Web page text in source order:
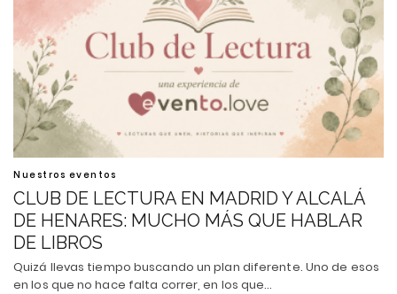
Nuestros eventos
CLUB DE LECTURA EN MADRID Y ALCALÁ
DE HENARES: MUCHO MÁS QUE HABLAR
DE LIBROS
Quizá llevas tiempo buscando un plan diferente. Uno de esos
en los que no hace falta correr, en los que…